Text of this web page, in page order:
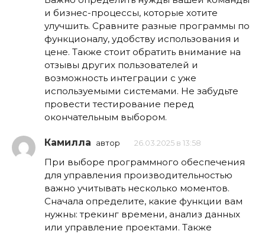
и бизнес-процессы, которые хотите
улучшить. Сравните разные программы по
функционалу, удобству использования и
цене. Также стоит обратить внимание на
отзывы других пользователей и
возможность интеграции с уже
используемыми системами. Не забудьте
провести тестирование перед
окончательным выбором.
Камилла автор 26.03.2025 в 13:58
При выборе программного обеспечения
для управления производительностью
важно учитывать несколько моментов.
Сначала определите, какие функции вам
нужны: трекинг времени, анализ данных
или управление проектами. Также